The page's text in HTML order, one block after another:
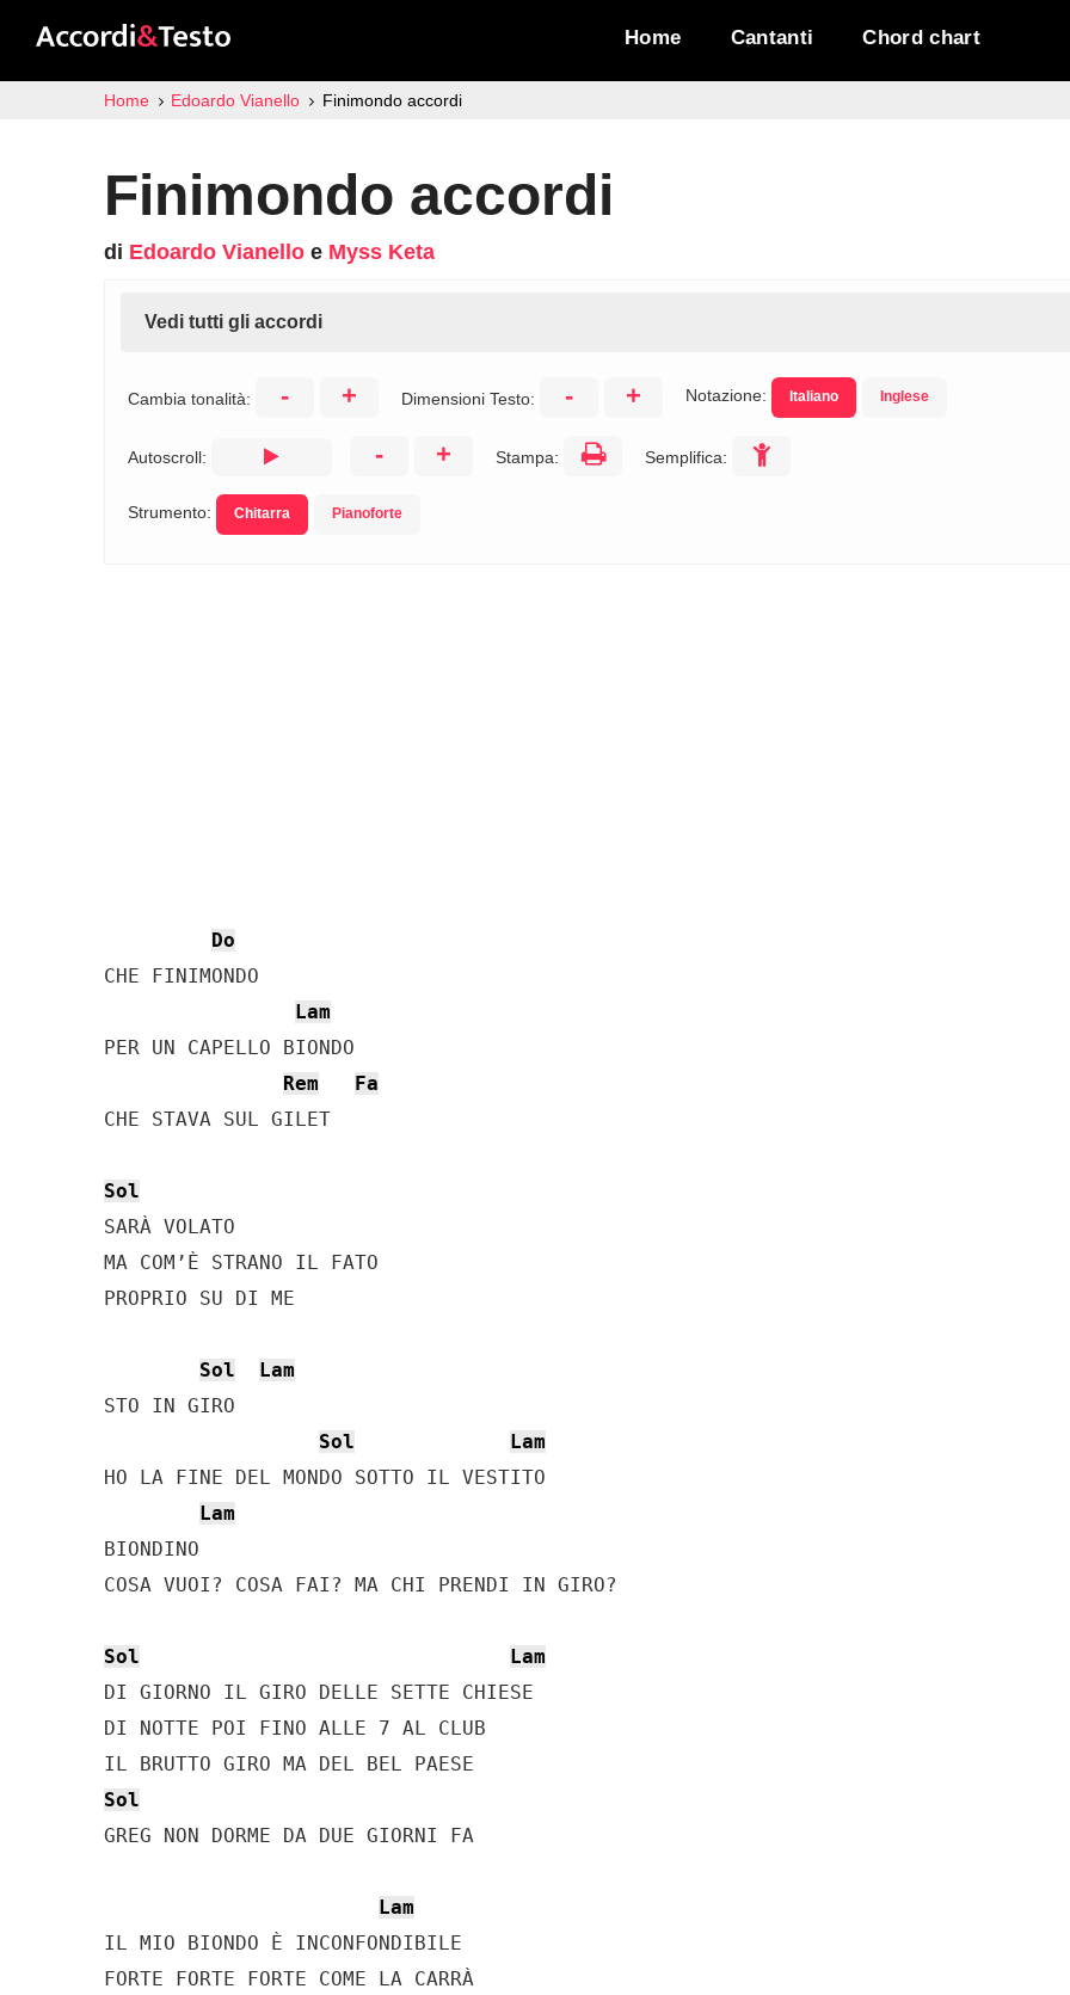
Home Cantanti Chord chart
Home Edoardo Vianello Finimondo accordi
Finimondo accordi
di Edoardo Vianello e Myss Keta
Vedi tutti gli accordi
Cambia tonalità: - + Dimensioni Testo: - + Notazione: Italiano Inglese
Autoscroll: - + Stampa: Semplifica:
Strumento: Chitarra Pianoforte
Do
CHE FINIMONDO
Lam
PER UN CAPELLO BIONDO
Rem
Fa
CHE STAVA SUL GILET
Sol
SARÀ VOLATO
MA COM’È STRANO IL FATO
PROPRIO SU DI ME
Sol
Lam
STO IN GIRO
Sol
Lam
HO LA FINE DEL MONDO SOTTO IL VESTITO
Lam
BIONDINO
COSA VUOI? COSA FAI? MA CHI PRENDI IN GIRO?
Sol
Lam
DI GIORNO IL GIRO DELLE SETTE CHIESE
DI NOTTE POI FINO ALLE 7 AL CLUB
Sol
GREG NON DORME DA DUE GIORNI FA
Lam
IL MIO BIONDO È INCONFONDIBILE